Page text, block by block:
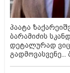
პაატა
ბარამიძის
დეტალურად
გადმოვასვენე...